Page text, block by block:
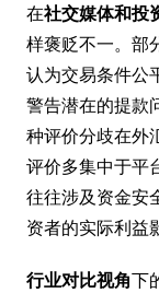
在社交媒体和投
样褒贬不一。部
认为交易条件公
警告潜在的提款
种评价分歧在外
评价多集中于平
往往涉及资金安
资者的实际利益
行业对比视角下